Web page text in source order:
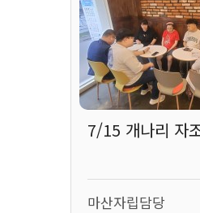
7/15 개나리 자
마산자립담당